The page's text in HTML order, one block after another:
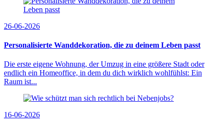
26-06-2026
Personalisierte Wanddekoration, die zu deinem Leben passt
Die erste eigene Wohnung, der Umzug in eine größere Stadt oder
endlich ein Homeoffice, in dem du dich wirklich wohlfühlst: Ein
Raum ist...
16-06-2026